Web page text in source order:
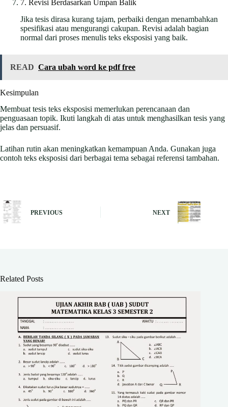
7. Revisi Berdasarkan Umpan Balik
Jika tesis dirasa kurang tajam, perbaiki dengan menambahkan
spesifikasi atau mengurangi cakupan. Revisi adalah bagian
normal dari proses menulis teks eksposisi yang baik.
READ Cara ubah word ke pdf free
Kesimpulan
Membuat tesis teks eksposisi memerlukan perencanaan dan
penguasaan topik. Ikuti langkah di atas untuk menghasilkan tesis yang
jelas dan persuasif.
Latihan rutin akan meningkatkan kemampuan Anda. Gunakan juga
contoh teks eksposisi dari berbagai tema sebagai referensi tambahan.
PREVIOUS NEXT
Related Posts